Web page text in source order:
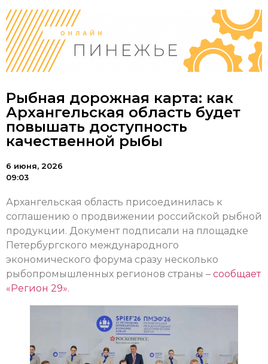
Рыбная дорожная карта: как
Архангельская область будет
повышать доступность
качественной рыбы
6 июня, 2026
09:03
Архангельская область присоединилась к
соглашению о продвижении российской рыбной
продукции. Документ подписали на площадке
Петербургского международного
экономического форума сразу несколько
рыбопромышленных регионов страны – сообщает
«Регион 29».